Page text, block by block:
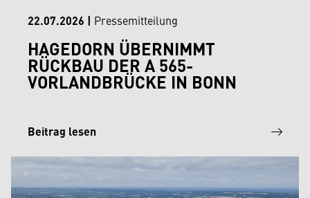
22.07.2026 | Pressemitteilung
HAGEDORN ÜBERNIMMT
RÜCKBAU DER A 565-
VORLANDBRÜCKE IN BONN
Beitrag lesen